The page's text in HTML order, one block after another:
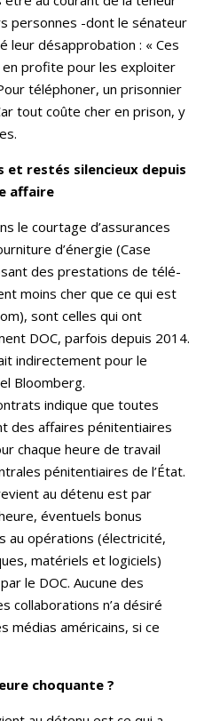
personnes -dont le sénateur
leur désapprobation : « Ces
profite pour les exploiter
téléphoner, un prisonnier
tout coûte cher en prison, y
et restés silencieux depuis
affaire
le courtage d’assurances
d’énergie (Case
des prestations de télé-
moins cher que ce qui est
sont celles qui ont
DOC, parfois depuis 2014.
indirectement pour le
Bloomberg.
indique que toutes
des affaires pénitentiaires
chaque heure de travail
pénitentiaires de l’État.
au détenu est par
éventuels bonus
au opérations (électricité,
matériels et logiciels)
le DOC. Aucune des
collaborations n’a désiré
médias américains, si ce
choquante ?